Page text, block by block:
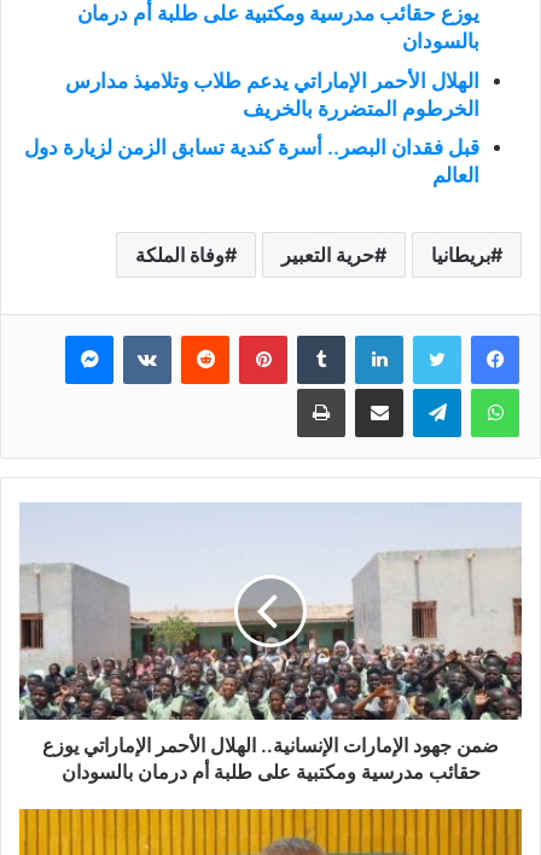
يوزع حقائب مدرسية ومكتبية على طلبة أم درمان
بالسودان
الهلال الأحمر الإماراتي يدعم طلاب وتلاميذ مدارس
الخرطوم المتضررة بالخريف
قبل فقدان البصر.. أسرة كندية تسابق الزمن لزيارة دول
العالم
بريطانيا حرية التعبير وفاة الملكة
فيسبوك تويتر لينكدإن بينتيريست ماسنجر
واتساب تيلقرام مشاركة عبر البريد طباعة
ضمن جهود الإمارات الإنسانية.. الهلال الأحمر الإماراتي يوزع
حقائب مدرسية ومكتبية على طلبة أم درمان بالسودان